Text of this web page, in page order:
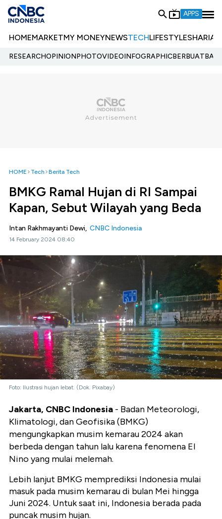
APPS
HOMEMARKETMY MONEYNEWSTECHLIFESTYLESHARIA
RESEARCHOPINIONPHOTOVIDEOINFOGRAPHIC
HOME Tech Berita Tech
BMKG Ramal Hujan di RI Sampai
Kapan, Sebut Wilayah yang Beda
Intan Rakhmayanti Dewi, CNBC Indonesia
14 February 2024 08:40
Foto: Ilustrasi hujan lebat. (Dok. Pixabay)
Jakarta, CNBC Indonesia - Badan Meteorologi,
Klimatologi, dan Geofisika (BMKG)
mengungkapkan musim kemarau 2024 akan
berbeda dengan tahun lalu karena fenomena El
Nino yang mulai melemah.
Lebih lanjut BMKG memprediksi Indonesia mulai
masuk pada musim kemarau di bulan Mei hingga
Juni 2024. Untuk saat ini, Indonesia berada pada
puncak musim hujan.